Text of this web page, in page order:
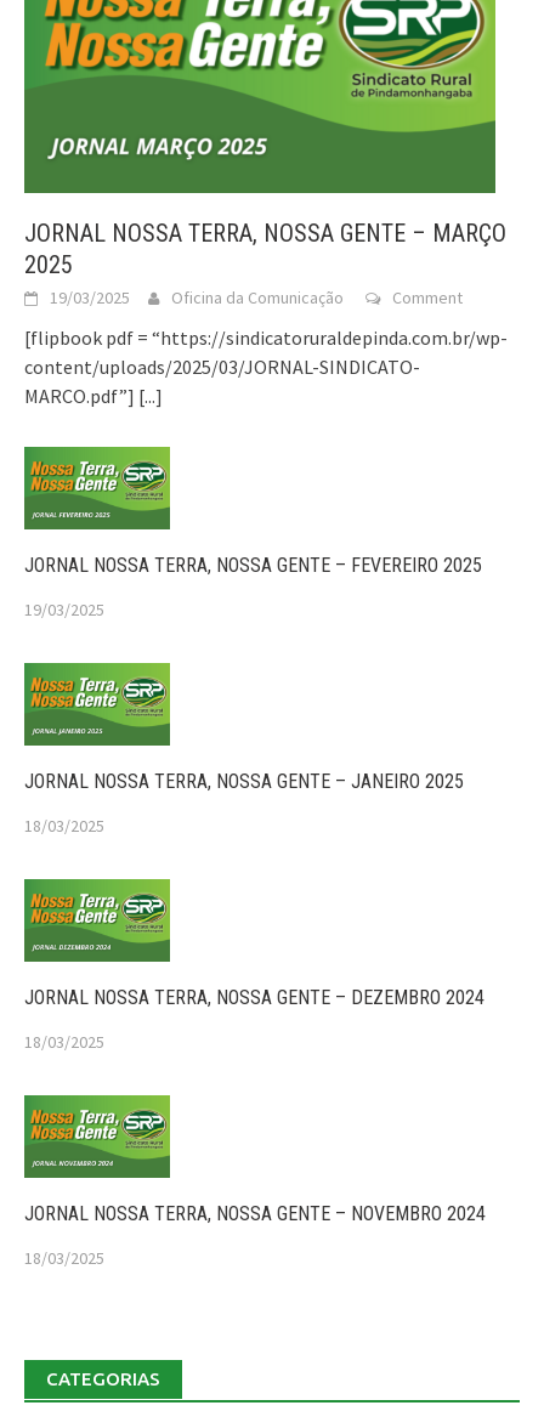
JORNAL NOSSA TERRA, NOSSA GENTE – MARÇO
2025
19/03/2025 Oficina da Comunicação Comment
[flipbook pdf = “https://sindicatoruraldepinda.com.br/wp-
content/uploads/2025/03/JORNAL-SINDICATO-
MARCO.pdf”] [...]
JORNAL NOSSA TERRA, NOSSA GENTE – FEVEREIRO 2025
19/03/2025
JORNAL NOSSA TERRA, NOSSA GENTE – JANEIRO 2025
18/03/2025
JORNAL NOSSA TERRA, NOSSA GENTE – DEZEMBRO 2024
18/03/2025
JORNAL NOSSA TERRA, NOSSA GENTE – NOVEMBRO 2024
18/03/2025
CATEGORIAS